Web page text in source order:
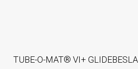
TUBE-O-MAT® VI+